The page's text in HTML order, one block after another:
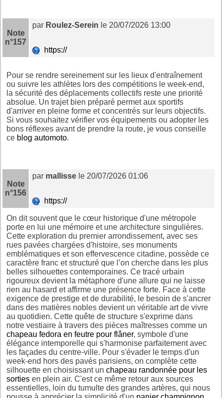
Note
n°157
par Roulez-Serein le 20/07/2026 13:00
https://
Pour se rendre sereinement sur les lieux d'entraînement
ou suivre les athlètes lors des compétitions le week-end,
la sécurité des déplacements collectifs reste une priorité
absolue. Un trajet bien préparé permet aux sportifs
d'arriver en pleine forme et concentrés sur leurs objectifs.
Si vous souhaitez vérifier vos équipements ou adopter les
bons réflexes avant de prendre la route, je vous conseille
ce blog automoto.
Note
n°156
par mallisse le 20/07/2026 01:06
https://
On dit souvent que le cœur historique d'une métropole
porte en lui une mémoire et une architecture singulières.
Cette exploration du premier arrondissement, avec ses
rues pavées chargées d'histoire, ses monuments
emblématiques et son effervescence citadine, possède ce
caractère franc et structuré que l’on cherche dans les plus
belles silhouettes contemporaines. Ce tracé urbain
rigoureux devient la métaphore d'une allure qui ne laisse
rien au hasard et affirme une présence forte. Face à cette
exigence de prestige et de durabilité, le besoin de s'ancrer
dans des matières nobles devient un véritable art de vivre
au quotidien. Cette quête de structure s'exprime dans
notre vestiaire à travers des pièces maîtresses comme un
chapeau fedora en feutre pour flâner, symbole d'une
élégance intemporelle qui s'harmonise parfaitement avec
les façades du centre-ville. Pour s'évader le temps d'un
week-end hors des pavés parisiens, on complète cette
silhouette en choisissant un chapeau randonnée pour les
sortiesen plein air. C'est ce même retour aux sources
essentielles, loin du tumulte des grandes artères, qui nous